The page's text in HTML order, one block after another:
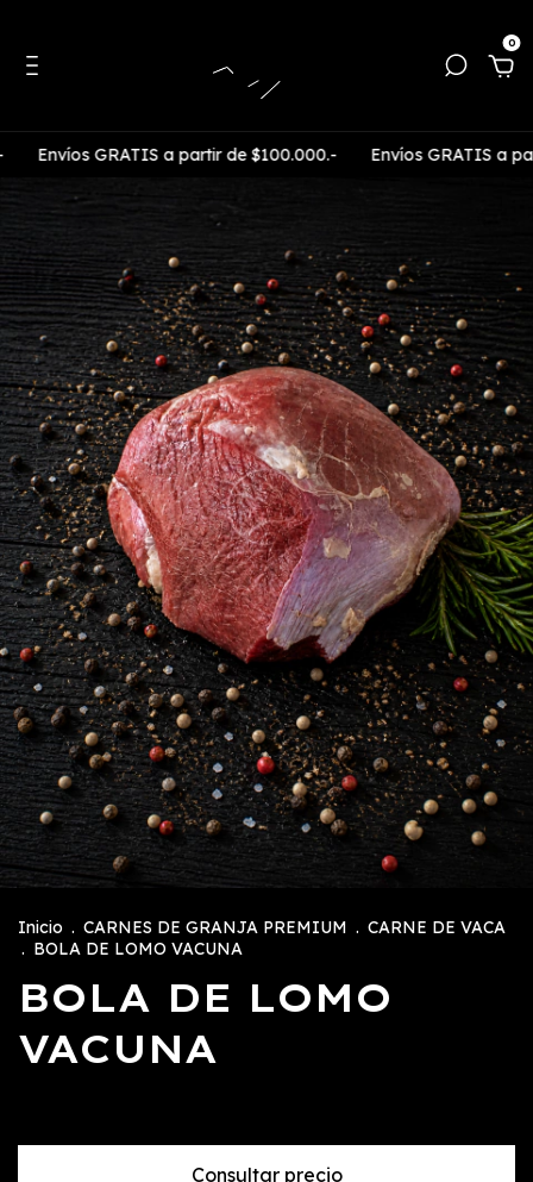
0
GRATIS a partir de $100.000.- Envíos GRATIS a partir de
Inicio . CARNES DE GRANJA PREMIUM . CARNE DE VACA
. BOLA DE LOMO VACUNA
BOLA DE LOMO
VACUNA